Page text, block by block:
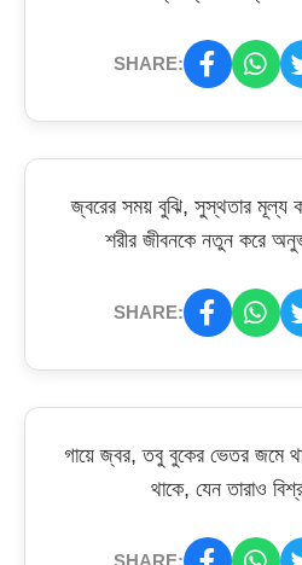
SHARE:
জ্বরের সময় বুঝি, সুস্থতার মূল্য
শরীর জীবনকে নতুন করে
SHARE:
গায়ে জ্বর, তবু বুকের ভেতর জমে
থাকে, যেন তারাও
SHARE: